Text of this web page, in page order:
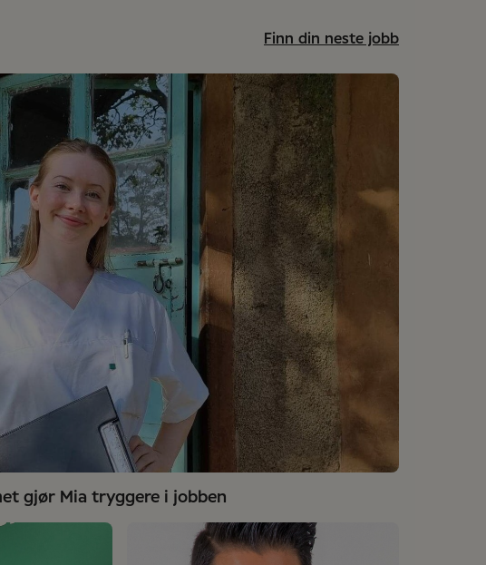
Finn din neste jobb
gjør Mia tryggere i jobben